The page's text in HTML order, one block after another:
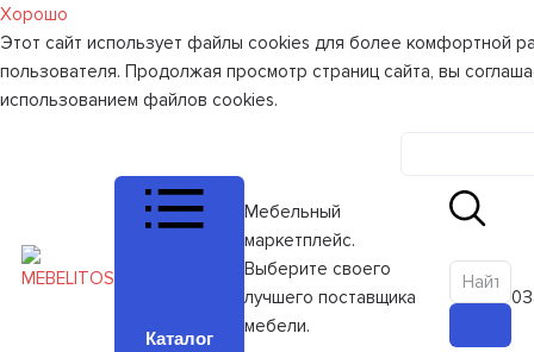
Хорошо
Этот сайт использует файлы cookies для более комфортной
пользователя. Продолжая просмотр страниц сайта, вы
использованием файлов cookies.
Каталог
Мебельный
маркетплейс.
Выберите своего
лучшего поставщика
мебели.
0